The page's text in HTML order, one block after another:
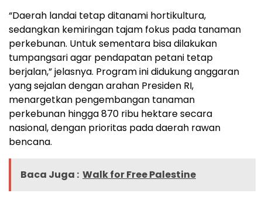
“Daerah landai tetap ditanami hortikultura,
sedangkan kemiringan tajam fokus pada tanaman
perkebunan. Untuk sementara bisa dilakukan
tumpangsari agar pendapatan petani tetap
berjalan,” jelasnya. Program ini didukung anggaran
yang sejalan dengan arahan Presiden RI,
menargetkan pengembangan tanaman
perkebunan hingga 870 ribu hektare secara
nasional, dengan prioritas pada daerah rawan
bencana.
Baca Juga : Walk for Free Palestine